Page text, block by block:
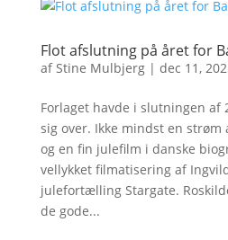
Flot afslutning på året for
afStine Mulbjerg| dec 11,
Forlaget havde i slutningen af
sig over. Ikke mindst en
og en fin julefilm i danske
vellykket filmatisering af
julefortælling Stargate.
de gode...